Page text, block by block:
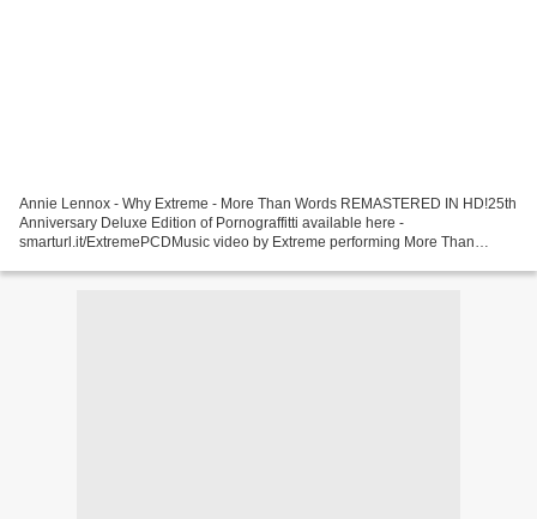
Annie Lennox - Why Extreme - More Than Words REMASTERED IN HD!25th
Anniversary Deluxe Edition of Pornograffitti available here -
smarturl.it/ExtremePCDMusic video by Extreme performing More Than